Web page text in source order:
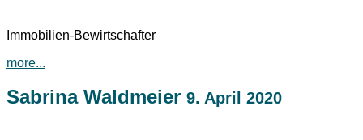
Immobilien-Bewirtschafter
more...
Sabrina Waldmeier 9. April 2020